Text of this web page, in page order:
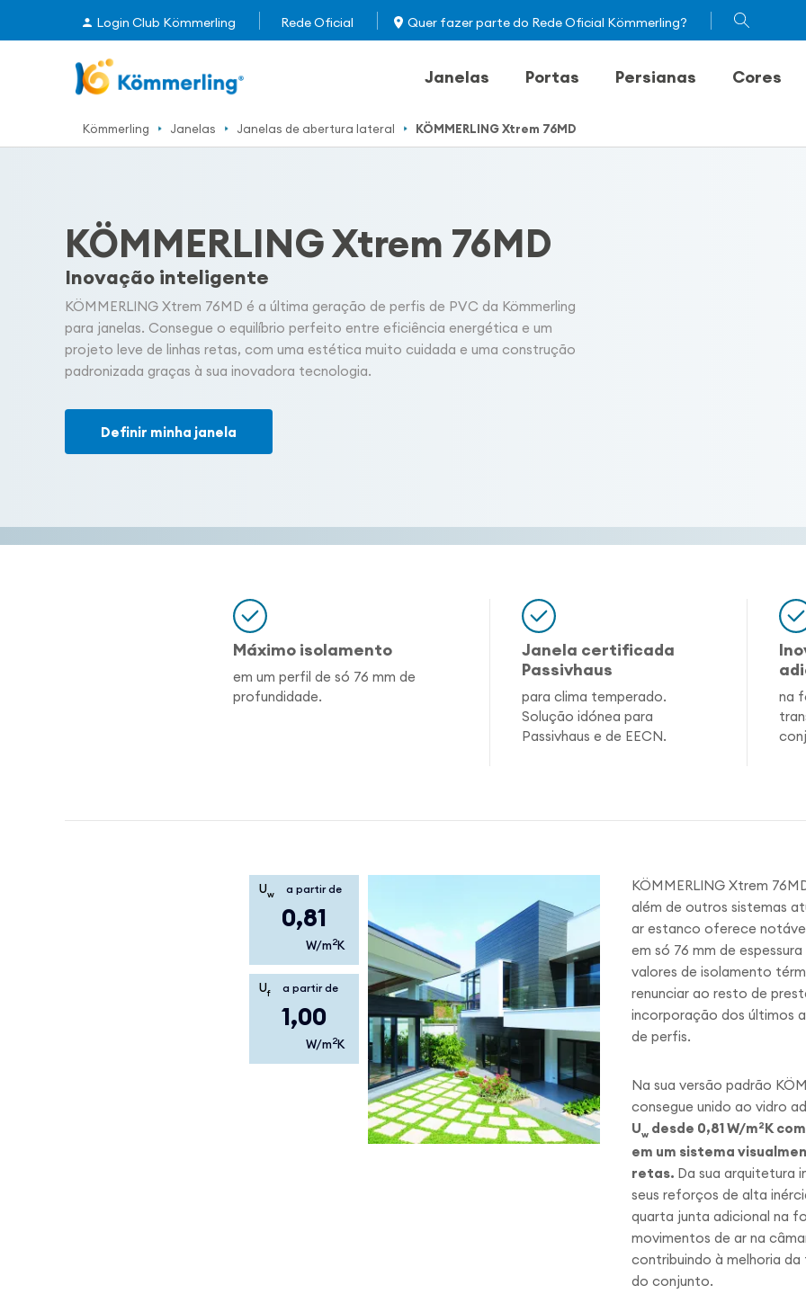
Login Club Kömmerling Rede Oficial Quer fazer parte do Rede Oficial Kömmerling?
Janelas Portas Persianas Cores
Kömmerling Janelas Janelas de abertura lateral KÖMMERLING Xtrem 76MD
KÖMMERLING Xtrem 76MD
Inovação inteligente
KÖMMERLING Xtrem 76MD é a última geração de perfis de PVC da Kömmerling
para janelas. Consegue o equilíbrio perfeito entre eficiência energética e um
projeto leve de linhas retas, com uma estética muito cuidada e uma construção
padronizada graças à sua inovadora tecnologia.
Definir minha janela
Máximo isolamento
em um perfil de só 76 mm de
profundidade.
Janela certificada
Passivhaus
para clima temperado.
Solução idónea para
Passivhaus e de EECN.
na
Uw a partir de
0,81
W/m2K
Uf a partir de
1,00
W/m2K
KÖMMERLING Xtrem
além de outros sistemas
ar estanco oferece
em só 76 mm de
valores de isolamento
renunciar ao resto de
incorporação dos últimos
de perfis.
Na sua versão padrão
consegue unido ao vidro
Uw desde 0,81 W/m2K
em um sistema
retas. Da sua arquitetura
seus reforços de alta
quarta junta adicional na
movimentos de ar na
contribuindo à melhoria
do conjunto.